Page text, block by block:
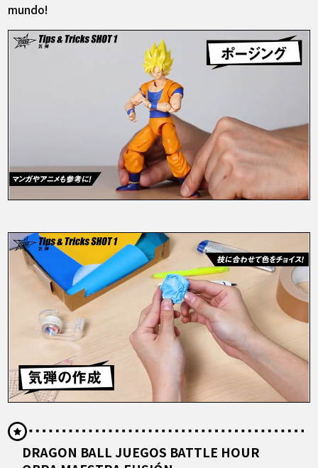
mundo!
DRAGON BALL JUEGOS BATTLE HOUR